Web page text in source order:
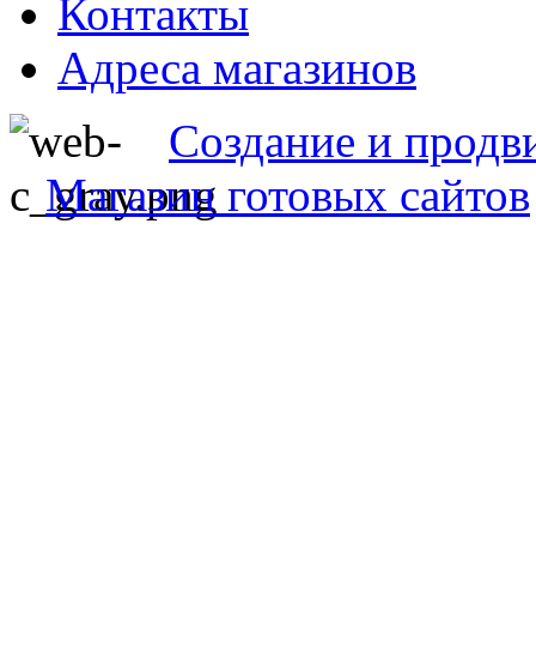
Контакты
Адреса магазинов
Создание и
Магазин готовых сайтов